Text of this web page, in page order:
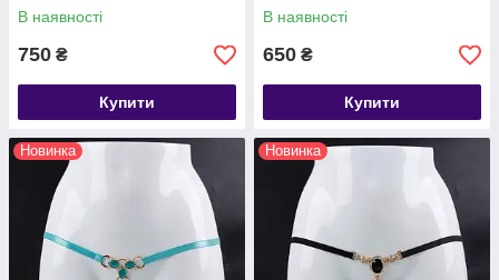
В наявності
750 ₴
Купити
В наявності
650 ₴
Купити
Новинка Новинка